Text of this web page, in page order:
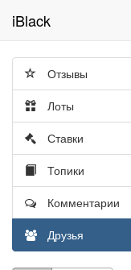
iBlack
Отзывы
Лоты
Ставки
Топики
Комментарии
Друзья